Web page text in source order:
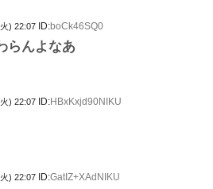
) 22:07 ID:boCk46SQ0
らんよなあ
) 22:07 ID:HBxKxjd90NIKU
) 22:07 ID:GatIZ+XAdNIKU